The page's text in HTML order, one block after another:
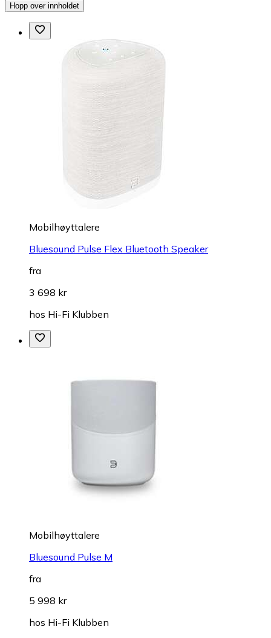
Hopp over innholdet
Mobilhøyttalere
Bluesound Pulse Flex Bluetooth Speaker
fra
3 698 kr
hos Hi-Fi Klubben
Mobilhøyttalere
Bluesound Pulse M
fra
5 998 kr
hos Hi-Fi Klubben